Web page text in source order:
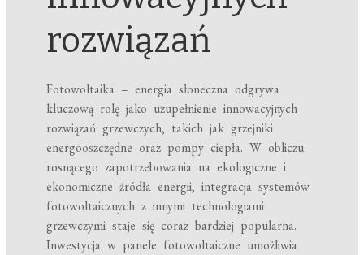
rozwiązań
Fotowoltaika – energia słoneczna odgrywa
kluczową rolę jako uzupełnienie innowacyjnych
rozwiązań grzewczych, takich jak grzejniki
energooszczędne oraz pompy ciepła. W obliczu
rosnącego zapotrzebowania na ekologiczne i
ekonomiczne źródła energii, integracja systemów
fotowoltaicznych z innymi technologiami
grzewczymi staje się coraz bardziej popularna.
Inwestycja w panele fotowoltaiczne umożliwia